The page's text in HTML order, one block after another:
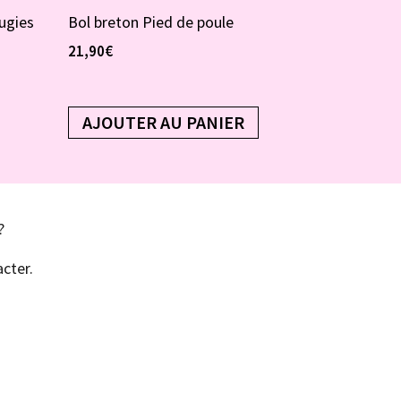
Bol breton Pied de poule
21,90€
AJOUTER AU PANIER